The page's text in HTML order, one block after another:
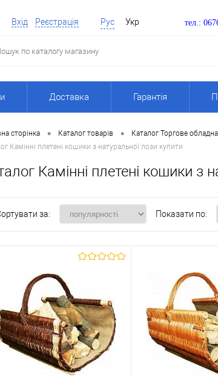
Вхід Реєстрація Рус Укр тел.:
Доставка Гарантія
сторінка • Каталог товарів • Каталог Торгове
Камінні плетені кошики з натуральної лози купити
Камінні плетені кошики з
за: Показати по: